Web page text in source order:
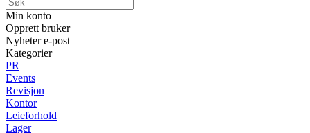
Min konto
Opprett bruker
Nyheter e-post
Kategorier
PR
Events
Revisjon
Kontor
Leieforhold
Lager